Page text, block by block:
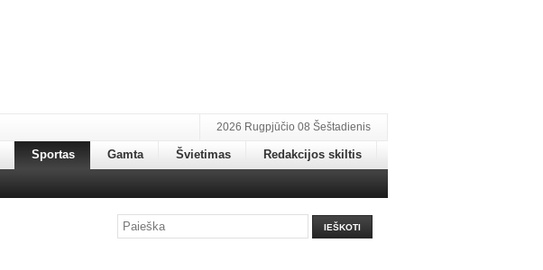
2026 Rugpjūčio 08 Šeštadienis
Sportas Gamta Švietimas Redakcijos skiltis